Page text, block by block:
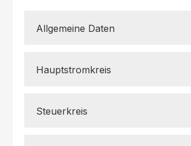
Allgemeine Daten
Hauptstromkreis
Steuerkreis